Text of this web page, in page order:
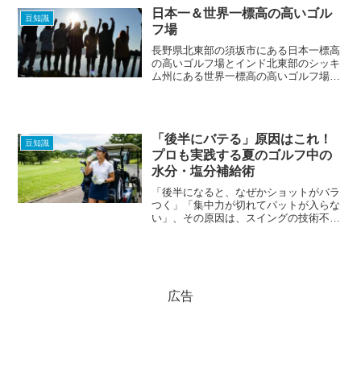
豆知識
日本一＆世界一標高の高いゴル
フ場
長野県北東部の須坂市にある日本一標高
の高いゴルフ場とインド北東部のシッキ
ム州にある世界一標高の高いゴルフ場の
豆知識
「後半にバテる」原因はこれ！
プロも実践する夏のゴルフ中の
水分・塩分補給術
「後半になると、なぜかショットがバラ
つく」「集中力が切れてパットが入らな
い」、その原因は、スイングの技術不足
広告